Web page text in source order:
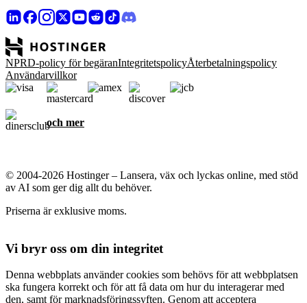
NPRD-policy för begäranIntegritetspolicyÅterbetalningspolicy
Användarvillkor
och mer
© 2004-2026 Hostinger – Lansera, väx och lyckas online, med stöd
av AI som ger dig allt du behöver.
Priserna är exklusive moms.
Vi bryr oss om din integritet
Denna webbplats använder cookies som behövs för att webbplatsen
ska fungera korrekt och för att få data om hur du interagerar med
den, samt för marknadsföringssyften. Genom att acceptera